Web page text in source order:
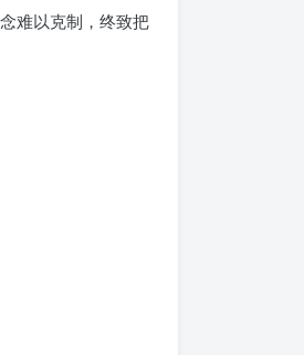
难以克制，终致把